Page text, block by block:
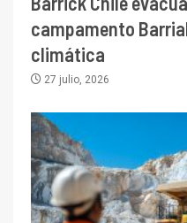
campamento
climática
27 julio, 2026